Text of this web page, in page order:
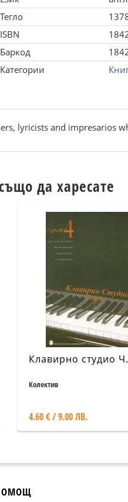
Тегло
ISBN
Баркод
Категории
lyricists and impresarios
да харесате
Клавирно студио
Колектив
4.60 € / 9.00 ЛВ.